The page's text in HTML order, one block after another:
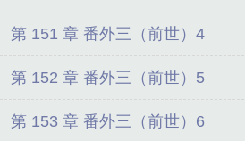
第 151 章 番外三（前世）4
第 152 章 番外三（前世）5
第 153 章 番外三（前世）6